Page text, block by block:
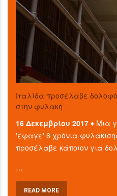
Ιταλίδα προσέλαβε
στην φυλακή
16 Δεκεμβρίου 2017 ♦ Μια
'έφαγε' 6 χρόνια
προσέλαβε κάποιον για
…
READ MORE